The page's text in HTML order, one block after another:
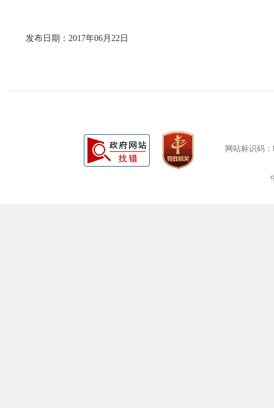
发布日期：2017年06月22日
网站标识码